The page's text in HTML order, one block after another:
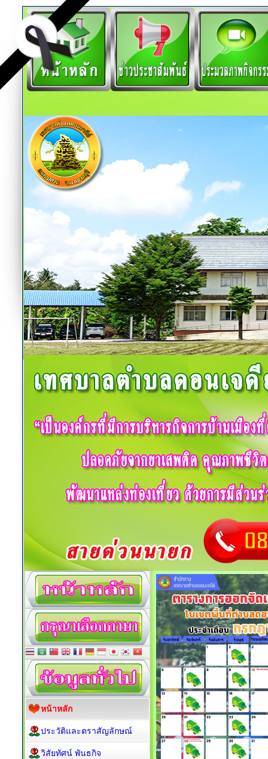
หน้าหลัก
ประวัติและตราสัญลักษณ์
วิสัยทัศน์ พันธกิจ